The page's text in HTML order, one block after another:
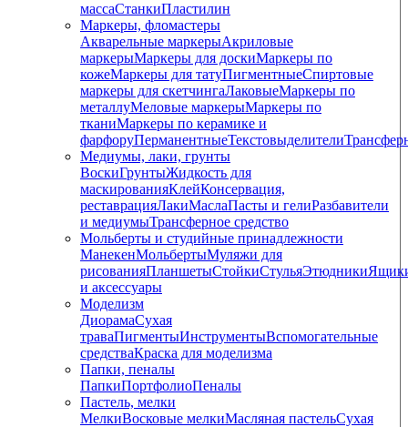
массаСтанкиПластилин
Маркеры, фломастеры
Акварельные маркерыАкриловые
маркерыМаркеры для доскиМаркеры по
кожеМаркеры для татуПигментныеCпиртовые
маркеры для скетчингаЛаковыеМаркеры по
металлуМеловые маркерыМаркеры по
тканиМаркеры по керамике и
фарфоруПерманентныеТекстовыделители
Медиумы, лаки, грунты
ВоскиГрунтыЖидкость для
маскированияКлейКонсервация,
реставрацияЛакиМаслаПасты и гелиРазбавители
и медиумыТрансферное средство
Мольберты и студийные принадлежности
МанекенМольбертыМуляжи для
рисованияПланшетыСтойкиСтульяЭтюдники
и аксессуары
Моделизм
ДиорамаСухая
траваПигментыИнструментыВспомогательные
средстваКраска для моделизма
Папки, пеналы
ПапкиПортфолиоПеналы
Пастель, мелки
МелкиВосковые мелкиМасляная пастельСухая